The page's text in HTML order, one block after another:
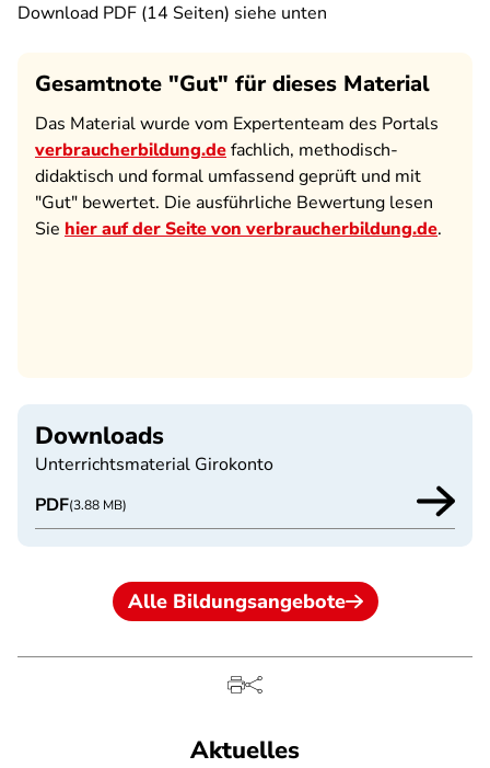
Download PDF (14 Seiten) siehe unten
Gesamtnote "Gut" für dieses Material
Das Material wurde vom Expertenteam des Portals
verbraucherbildung.defachlich, methodisch-
didaktisch und formal umfassend geprüft und mit
"Gut" bewertet. Die ausführliche Bewertung lesen
Sie hier auf der Seite von verbraucherbildung.de.
Downloads
Unterrichtsmaterial Girokonto
PDF(3.88 MB)
Alle Bildungsangebote
Aktuelles